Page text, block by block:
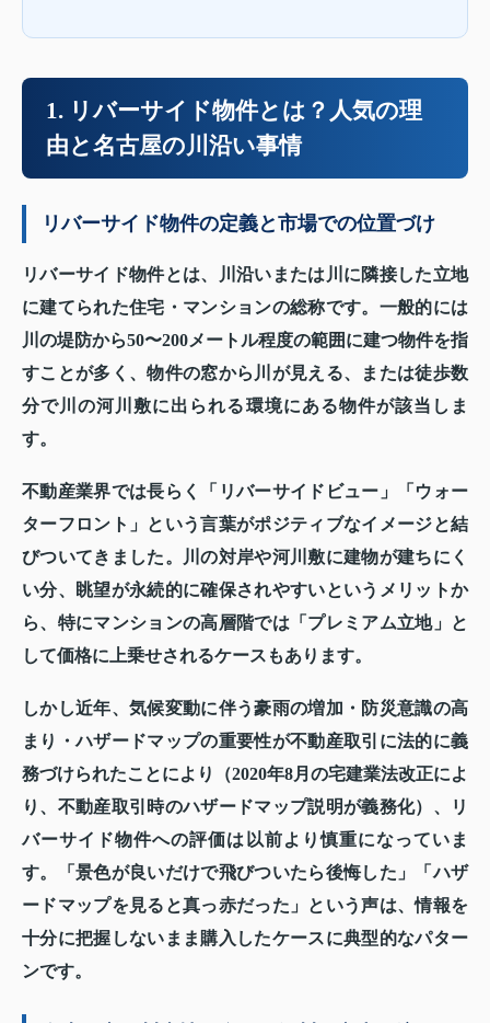
1. リバーサイド物件とは？人気の理
由と名古屋の川沿い事情
リバーサイド物件の定義と市場での位置づけ
リバーサイド物件とは、川沿いまたは川に隣接した立地
に建てられた住宅・マンションの総称です。一般的には
川の堤防から50〜200メートル程度の範囲に建つ物件を指
すことが多く、物件の窓から川が見える、または徒歩数
分で川の河川敷に出られる環境にある物件が該当しま
す。
不動産業界では長らく「リバーサイドビュー」「ウォー
ターフロント」という言葉がポジティブなイメージと結
びついてきました。川の対岸や河川敷に建物が建ちにく
い分、眺望が永続的に確保されやすいというメリットか
ら、特にマンションの高層階では「プレミアム立地」と
して価格に上乗せされるケースもあります。
しかし近年、気候変動に伴う豪雨の増加・防災意識の高
まり・ハザードマップの重要性が不動産取引に法的に義
務づけられたことにより（2020年8月の宅建業法改正によ
り、不動産取引時のハザードマップ説明が義務化）、リ
バーサイド物件への評価は以前より慎重になっていま
す。「景色が良いだけで飛びついたら後悔した」「ハザ
ードマップを見ると真っ赤だった」という声は、情報を
十分に把握しないまま購入したケースに典型的なパター
ンです。